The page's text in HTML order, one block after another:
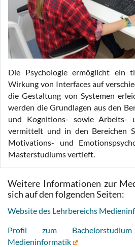
Die Psychologie ermöglicht ein
Wirkung von Interfaces auf
die Gestaltung von Systemen
werden die Grundlagen aus den
und Kognitions- sowie Arbeits-
vermittelt und in den Bereichen
Motivations- und
Masterstudiums vertieft.
Weitere Informationen zur
sich auf den folgenden Seiten:
Website des Lehrbereichs
Profil zum
Medieninformatik